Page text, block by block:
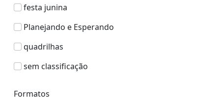
festa junina
Planejando e Esperando
quadrilhas
sem classificação
Formatos